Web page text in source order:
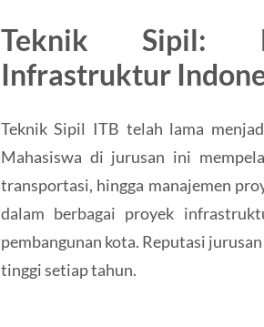
Teknik Sipil:
Infrastruktur
Teknik Sipil ITB telah lama
Mahasiswa di jurusan ini
transportasi, hingga manajemen
dalam berbagai proyek
pembangunan kota. Reputasi
tinggi setiap tahun.